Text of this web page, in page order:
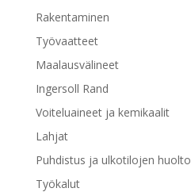
Rakentaminen
Työvaatteet
Maalausvälineet
Ingersoll Rand
Voiteluaineet ja kemikaalit
Lahjat
Puhdistus ja ulkotilojen huolto
Työkalut